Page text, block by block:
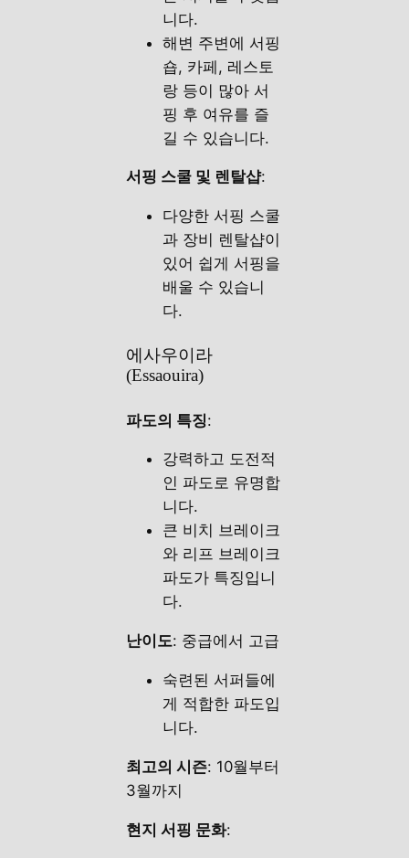
니다.
해변 주변에 서핑
숍, 카페, 레스토
랑 등이 많아 서
핑 후 여유를 즐
길 수 있습니다.
서핑 스쿨 및 렌탈샵:
다양한 서핑 스쿨
과 장비 렌탈샵이
있어 쉽게 서핑을
배울 수 있습니
다.
에사우이라
(Essaouira)
파도의 특징:
강력하고 도전적
인 파도로 유명합
니다.
큰 비치 브레이크
와 리프 브레이크
파도가 특징입니
다.
난이도: 중급에서 고급
숙련된 서퍼들에
게 적합한 파도입
니다.
최고의 시즌: 10월부터
3월까지
현지 서핑 문화: